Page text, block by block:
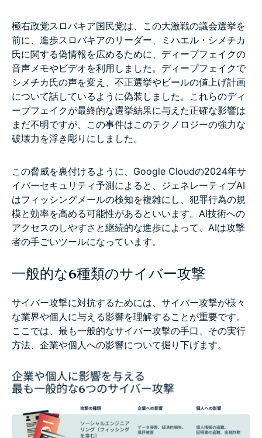
極右政党スロバキア国民党は、この大激戦の議会選挙を
前に、進歩スロバキアのリーダー、ミハエル・シメチカ
氏に関する偽情報を広めるために、ディープフェイクの
音声メモやビデオを利用しました。ディープフェイクで
シメチカ氏の声を変え、不正選挙やビールの値上げ計画
について話しているように偽装しました。これらのディ
ープフェイクが最終的な選挙結果に与えた正確な影響は
まだ不明ですが、この事件はこのテクノロジーの強力な
破壊力を浮き彫りにしました。
この脅威を裏付けるように、Google Cloudの2024年サ
イバーセキュリティ予測によると、ジェネレーティブAI
はフィッシングメールの検知を複雑にし、犯罪行為の規
模と効率を高める可能性があるといいます。AI技術への
アクセスのしやすさと継続的な進歩によって、AIは攻撃
者の手ごいツールになっています。
一般的な6種類のサイバー攻撃
サイバー攻撃に対抗するためには、サイバー攻撃が様々
な業界や個人に与える影響を理解することが重要です。
ここでは、最も一般的なサイバー攻撃の手口、その実行
方法、企業や個人への影響について掘り下げます。